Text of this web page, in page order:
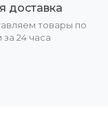
доставка
товары по
за 24 часа